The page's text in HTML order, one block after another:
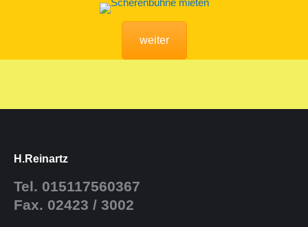
weiter
H.Reinartz
Tel. 015117560367
Fax. 02423 / 3002